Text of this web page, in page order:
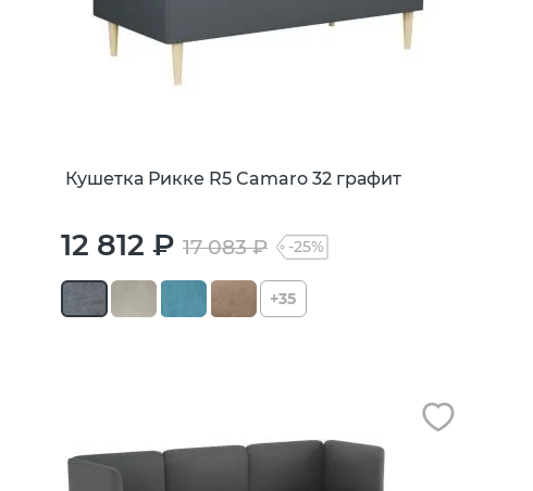
Кушетка Рикке R5 Camaro 32 графит
12 812 ₽ 17 083 ₽ -25%
+35